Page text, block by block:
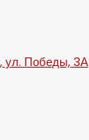
ул. Победы, 3А